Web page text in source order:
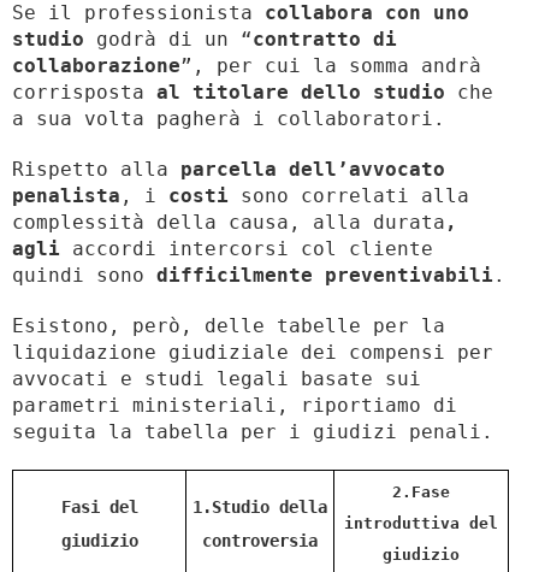
Se il professionista collabora con uno
studio godrà di un “contratto di
collaborazione”, per cui la somma andrà
corrisposta al titolare dello studio che
a sua volta pagherà i collaboratori.
Rispetto alla parcella dell’avvocato
penalista , i costi sono correlati alla
complessità della causa, alla durata ,
agli accordi intercorsi col cliente
quindi sono difficilmente preventivabili .
Esistono, però, delle tabelle per la
liquidazione giudiziale dei compensi per
avvocati e studi legali basate sui
parametri ministeriali, riportiamo di
seguita la tabella per i giudizi penali.
Fasi del
giudizio
1.Studio della
controversia
2.Fase
introduttiva del
giudizio